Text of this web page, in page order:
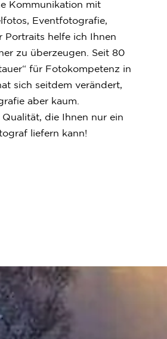
Kommunikation mit
Eventfotografie,
helfe ich Ihnen
zu überzeugen. Seit 80
für Fotokompetenz in
sich seitdem verändert,
aber kaum.
die Ihnen nur ein
liefern kann!